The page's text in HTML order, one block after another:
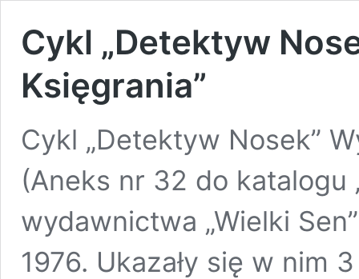
Cykl „Detektyw
Księgrania”
Cykl „Detektyw Nosek”
(Aneks nr 32 do katalogu
wydawnictwa „Wielki
1976. Ukazały się w nim